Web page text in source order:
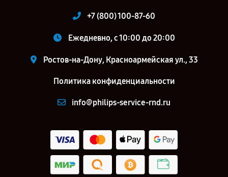
+7 (800) 100-87-60
Ежедневно, с 10:00 до 20:00
Ростов-на-Дону, Красноармейская ул., 33
Политика конфиденциальности
info@philips-service-rnd.ru